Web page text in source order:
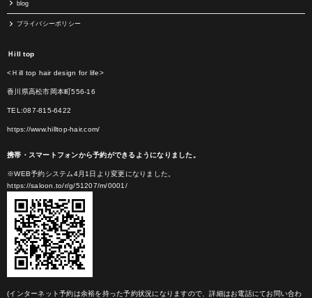
blog
プライバシーポリシー
Ｈill top
<Ｈill top hair design for life>
香川県高松市岡本町556-16
TEL:087-815-6422
https://www.hilltop-hair.com/
携帯・スマートフォンから予約ができるようになりました。
※WEB予約システム4月1日より変更になりました。
https://saloon.to/r/g/51207/m/0001/
(インターネット予約は余裕を持った予約状況になりますので、詳細はお電話にてお問い合わ